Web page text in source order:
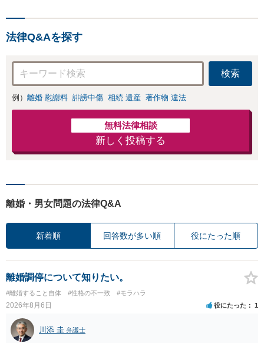
応します！即日対応可能。
法律Q&Aを探す
検索
例） 離婚 慰謝料 誹謗中傷 相続 遺産 著作物 違法
無料法律相談
新しく投稿する
離婚・男女問題の法律Q&A
新着順 回答数が多い順 役にたった順
離婚調停について知りたい。
#離婚すること自体 #性格の不一致 #モラハラ
2026年8月6日 役にたった 1
川添 圭 弁護士